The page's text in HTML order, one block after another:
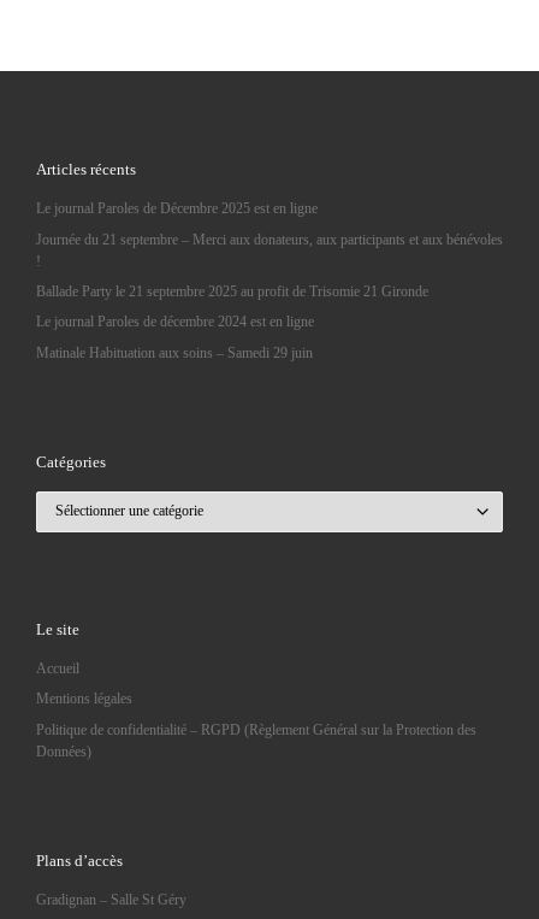
Articles récents
Le journal Paroles de Décembre 2025 est en ligne
Journée du 21 septembre – Merci aux donateurs, aux participants et aux bénévoles
!
Ballade Party le 21 septembre 2025 au profit de Trisomie 21 Gironde
Le journal Paroles de décembre 2024 est en ligne
Matinale Habituation aux soins – Samedi 29 juin
Catégories
Le site
Accueil
Mentions légales
Politique de confidentialité – RGPD (Règlement Général sur la Protection des
Données)
Plans d’accès
Gradignan – Salle St Géry